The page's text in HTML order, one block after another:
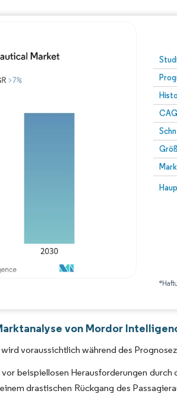
von Mordor
voraussichtlich während des
beispiellosen Herausforderungen
drastischen Rückgang des